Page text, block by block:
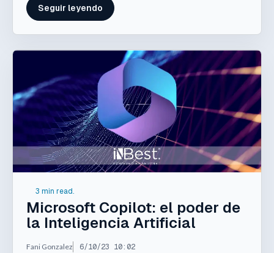
Seguir leyendo
3 min read.
Microsoft Copilot: el poder de
la Inteligencia Artificial
Fani Gonzalez 6/10/23 10:02